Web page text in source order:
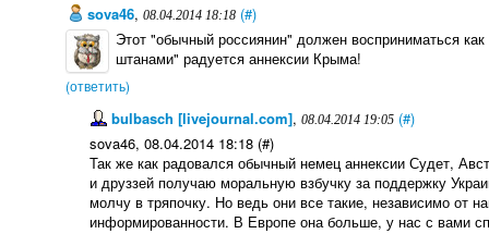
sova46,08.04.2014 18:18 (#)
Этот "обычный россиянин" должен восприниматься
штанами" радуется аннексии Крыма!
(ответить)
bulbasch [livejournal.com], 08.04.2014 19:05 (#)
sova46, 08.04.2014 18:18 (#)
Так же как радовался обычный немец аннексии Судет,
и друззей получаю моральную взбучку за поддержку
молчу в тряпочку. Но ведь они все такие, независимо от
информированности. В Европе она больше, у нас с вами